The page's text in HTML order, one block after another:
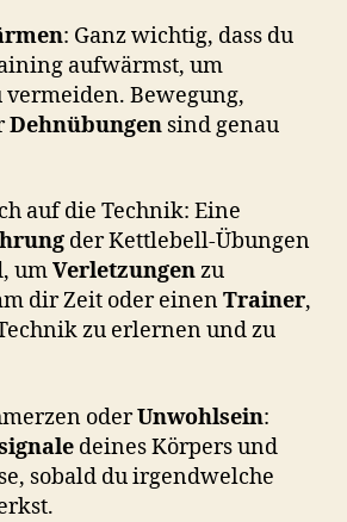
: Ganz wichtig, dass du
aufwärmst, um
vermeiden. Bewegung,
Dehnübungen sind genau
auf die Technik: Eine
der Kettlebell-Übungen
umVerletzungenzu
dir Zeit oder einenTrainer,
zu erlernen und zu
oderUnwohlsein:
deines Körpers und
sobald du irgendwelche